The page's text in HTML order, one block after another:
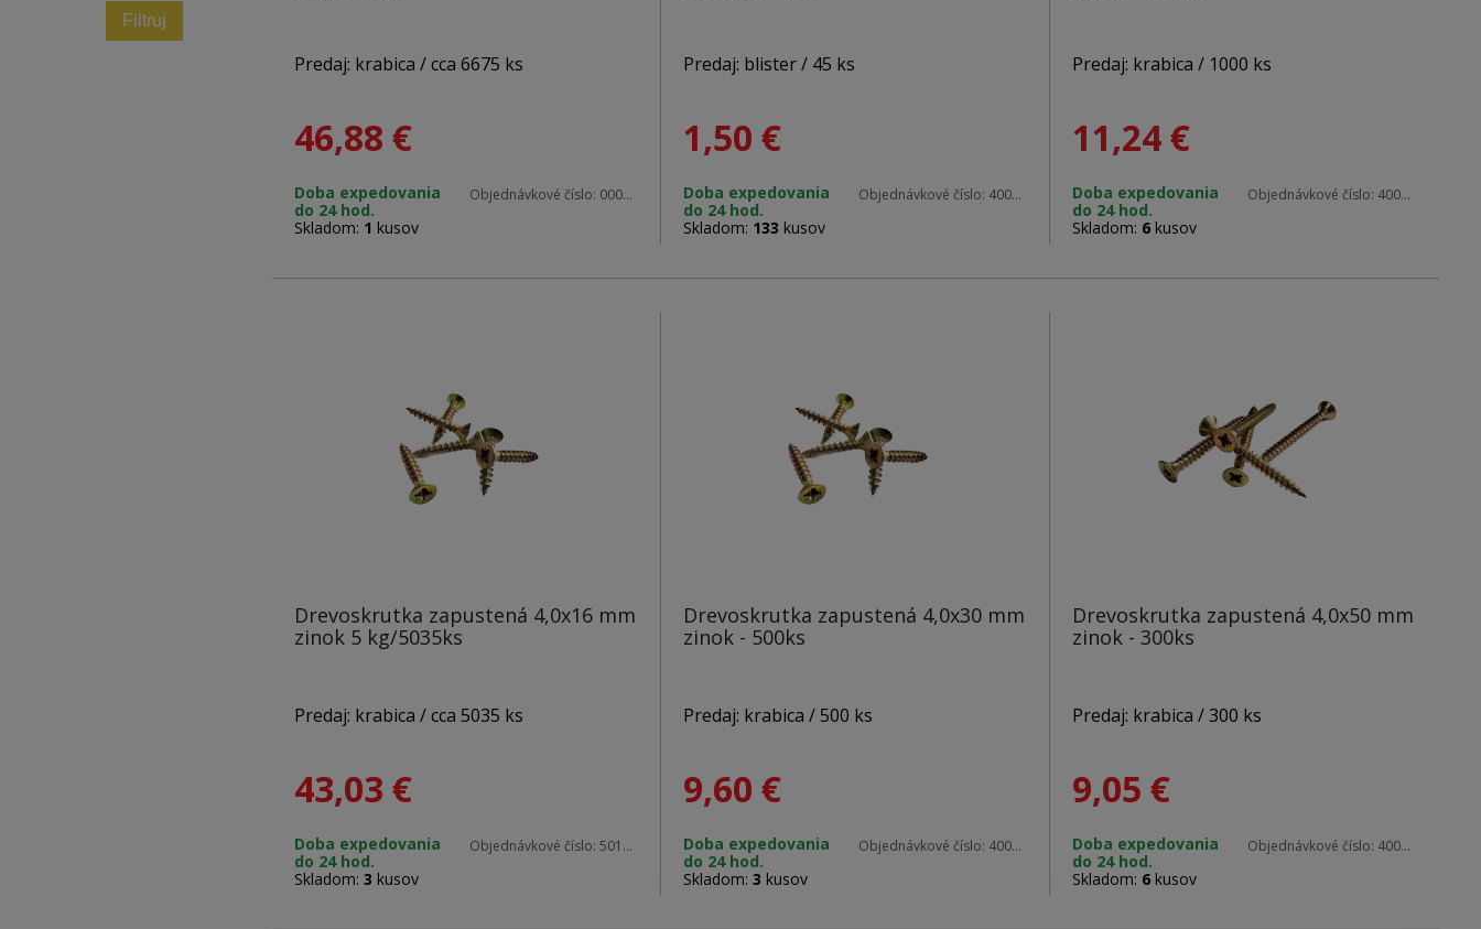
Filtruj
Predaj: krabica / cca 6675 ks
Materiál: zinok
Rozmery: 3,5 x 16 mm
46,88 €
Doba expedovania
do 24 hod.
Skladom: 1 kusov
Objednávkové číslo: 00057
Predaj: blister / 45 ks
Materiál: zinok
Rozmery: 4,0 x 16 mm
1,50 €
Doba expedovania
do 24 hod.
Skladom: 133 kusov
Objednávkové číslo: 40016 blister
Predaj: krabica / 1000 ks
Materiál: zinok
Rozmery: 4,0 x 16 mm
11,24€
Doba expedovania
do 24 hod.
Skladom: 6kusov
Objednávkové číslo: 40016
Drevoskrutka zapustená 4,0x16 mm
zinok 5 kg/5035ks
Predaj: krabica / cca 5035 ks
Materiál: zinok
Rozmery: 4,0 x 16 mm
43,03 €
Doba expedovania
do 24 hod.
Skladom: 3 kusov
Objednávkové číslo: 50115
Drevoskrutka zapustená 4,0x30 mm
zinok - 500ks
Predaj: krabica / 500 ks
Materiál: zinok
Rozmery: 4,0 x 30 mm
9,60 €
Doba expedovania
do 24 hod.
Skladom: 3 kusov
Objednávkové číslo: 40030
Drevoskrutka zapustená 4,0x50 mm
zinok - 300ks
Predaj: krabica / 300 ks
Materiál: zinok
Rozmery: 4,0 x 50 mm
9,05 €
Doba expedovania
do 24 hod.
Skladom: 6kusov
Objednávkové číslo: 40050